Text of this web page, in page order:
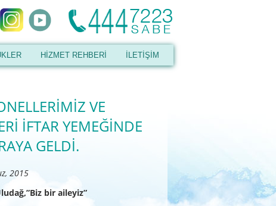
HİZMET REHBERİ İLETİŞİM
VE
İFTAR YEMEĞİNDE
GELDİ.
2015
bir aileyiz”